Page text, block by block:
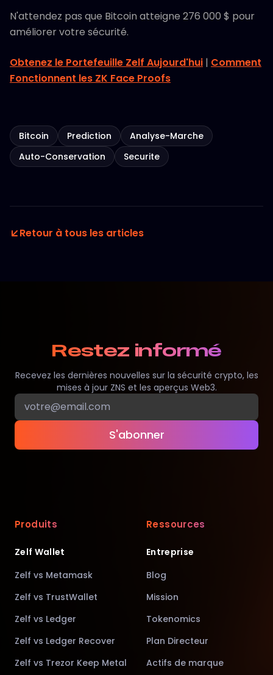
N'attendez pas que Bitcoin atteigne 276 000 $ pour
améliorer votre sécurité.
Obtenez le Portefeuille Zelf Aujourd'hui | Comment
Fonctionnent les ZK Face Proofs
Bitcoin Prediction
Analyse-Marche
Auto-Conservation
Securite
Retour à tous les articles
Restez informé
Recevez les dernières nouvelles sur la sécurité crypto, les
mises à jour ZNS et les aperçus Web3.
S'abonner
Produits
Zelf Wallet
Zelf vs Metamask
Zelf vs TrustWallet
Zelf vs Ledger
Zelf vs Ledger Recover
Zelf vs Trezor Keep Metal
Ressources
Entreprise
Blog
Mission
Tokenomics
Plan Directeur
Actifs de marque